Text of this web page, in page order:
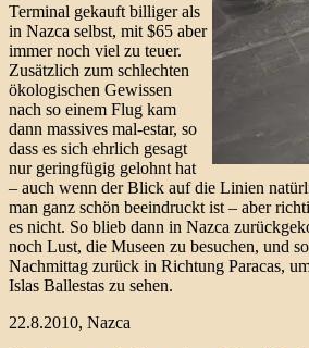
Terminal gekauft billiger als
in Nazca selbst, mit $65 aber
immer noch viel zu teuer.
Zusätzlich zum schlechten
ökologischen Gewissen
nach so einem Flug kam
dann massives mal-estar, so
dass es sich ehrlich gesagt
nur geringfügig gelohnt hat
– auch wenn der Blick auf die Linien
man ganz schön beeindruckt ist – aber
es nicht. So blieb dann in Nazca
noch Lust, die Museen zu besuchen, und
Nachmittag zurück in Richtung Paracas,
Islas Ballestas zu sehen.
22.8.2010, Nazca